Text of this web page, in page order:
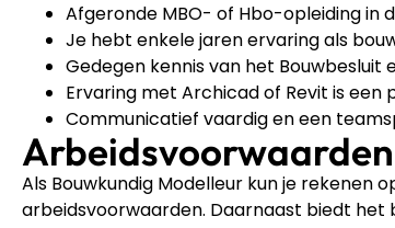
Afgeronde MBO- of Hbo-opleiding in
Je hebt enkele jaren ervaring als
Gedegen kennis van het Bouwbesluit
Ervaring met Archicad of Revit is een
Communicatief vaardig en een
Arbeidsvoorwaarden
Als Bouwkundig Modelleur kun je rekenen
arbeidsvoorwaarden. Daarnaast biedt het